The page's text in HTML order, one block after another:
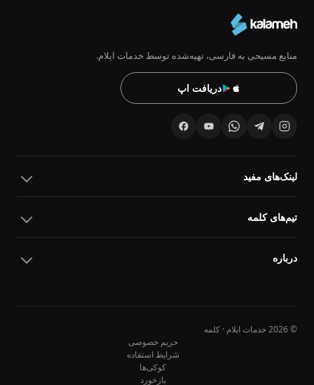
منابع مسیحی به فارسی، تهیه‌شده توسط خدمات ایلام.
دریافت اپ
لینک‌های مفید
تیم‌های کلمه
درباره
© 2026 خدمات ایلام · کلمه
حریم خصوصی
شرایط استفاده
کوکی‌ها
بازخورد
10